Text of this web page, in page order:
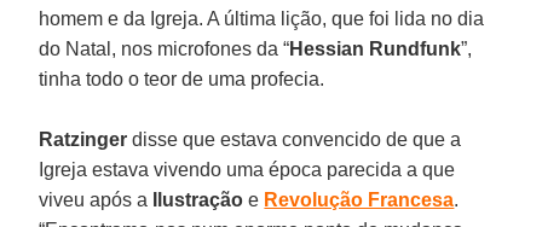
homem e da Igreja. A última lição, que foi lida no dia
do Natal, nos microfones da “Hessian Rundfunk”,
tinha todo o teor de uma profecia.
Ratzingerdisse que estava convencido de que a
Igreja estava vivendo uma época parecida a que
viveu após a
Ilustraçãoe Revolução Francesa.